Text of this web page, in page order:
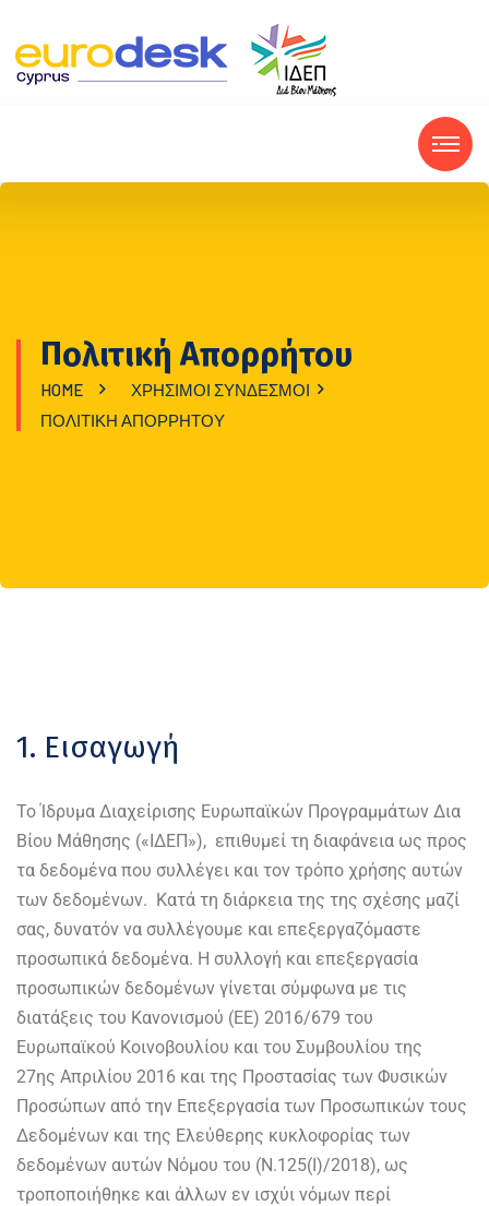
Πολιτική Απορρήτου
HOME
ΧΡΉΣΙΜΟΙ ΣΎΝΔΕΣΜΟΙ
ΠΟΛΙΤΙΚΉ ΑΠΟΡΡΉΤΟΥ
1. Εισαγωγή
Το Ίδρυμα Διαχείρισης Ευρωπαϊκών Προγραμμάτων Δια
Βίου Μάθησης («ΙΔΕΠ»), επιθυμεί τη διαφάνεια ως προς
τα δεδομένα που συλλέγει και τον τρόπο χρήσης αυτών
των δεδομένων. Κατά τη διάρκεια της της σχέσης μαζί
σας, δυνατόν να συλλέγουμε και επεξεργαζόμαστε
προσωπικά δεδομένα. Η συλλογή και επεξεργασία
προσωπικών δεδομένων γίνεται σύμφωνα με τις
διατάξεις του Κανονισμού (EΕ) 2016/679 του
Ευρωπαϊκού Κοινοβουλίου και του Συμβουλίου της
27ης Απριλίου 2016 και της Προστασίας των Φυσικών
Προσώπων από την Επεξεργασία των Προσωπικών τους
Δεδομένων και της Ελεύθερης κυκλοφορίας των
δεδομένων αυτών Νόμου του (Ν.125(I)/2018), ως
τροποποιήθηκε και άλλων εν ισχύι νόμων περί